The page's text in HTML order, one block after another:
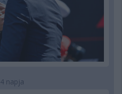
4 napja